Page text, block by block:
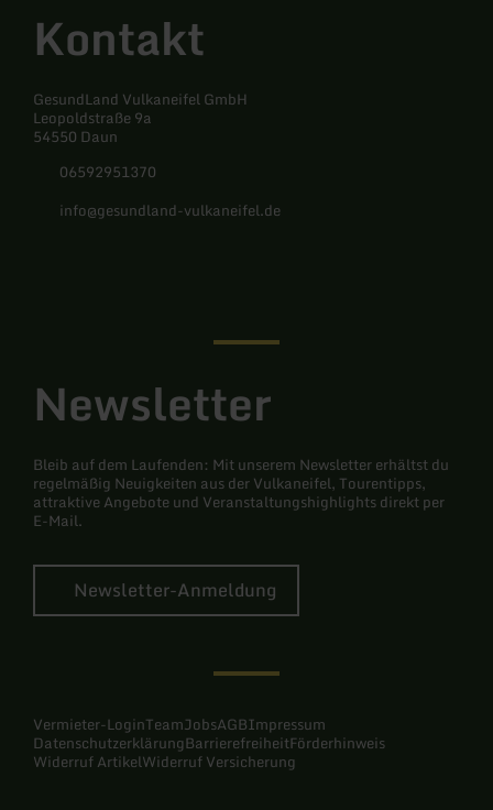
Kontakt
GesundLand Vulkaneifel GmbH
Leopoldstraße 9a
54550 Daun
06592951370
info@gesundland-vulkaneifel.de
Newsletter
Bleib auf dem Laufenden: Mit unserem Newsletter erhältst du
regelmäßig Neuigkeiten aus der Vulkaneifel, Tourentipps,
attraktive Angebote und Veranstaltungshighlights direkt per
E-Mail.
Newsletter-Anmeldung
Vermieter-LoginTeamJobsAGBImpressum
DatenschutzerklärungBarrierefreiheitFörderhinweis
Widerruf ArtikelWiderruf Versicherung